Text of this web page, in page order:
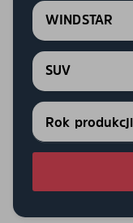
WINDSTAR
SUV